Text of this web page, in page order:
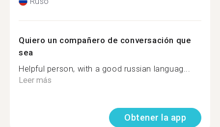
Quiero un compañero de conversación que
sea
Helpful person, with a good russian languag...
Leer más
Obtener la app